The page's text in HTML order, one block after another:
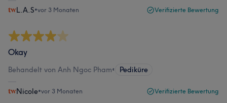
L.A.S•vor 3 Monaten Verifizierte Bewertung
Okay
Behandelt von Anh Ngoc Pham• Pediküre
Nicole•vor 3 Monaten Verifizierte Bewertung